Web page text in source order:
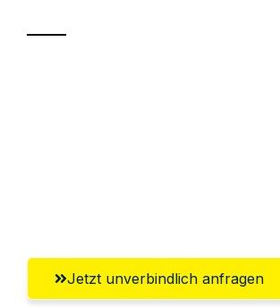
Jetzt unverbindlich anfragen